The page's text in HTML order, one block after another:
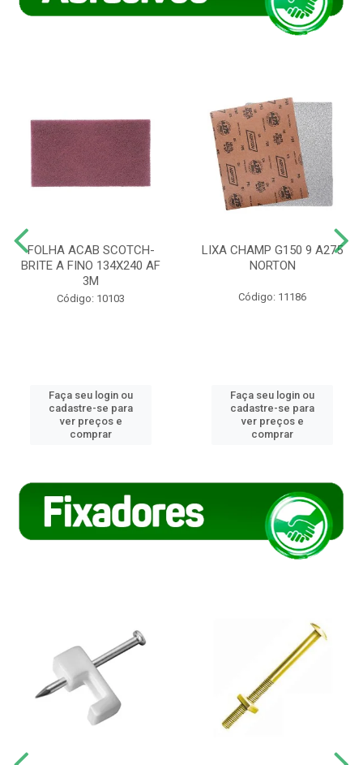
FOLHA ACAB SCOTCH-
BRITE A FINO 134X240 AF
3M
Código: 10103
Faça seu login ou
cadastre-se para
ver preços e
comprar
LIXA CHAMP G150 9 A275
NORTON
Código: 11186
Faça seu login ou
cadastre-se para
ver preços e
comprar